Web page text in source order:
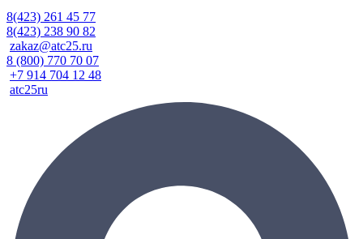
8(423) 261 45 77
8(423) 238 90 82
zakaz@atc25.ru
8 (800) 770 70 07
+7 914 704 12 48
atc25ru